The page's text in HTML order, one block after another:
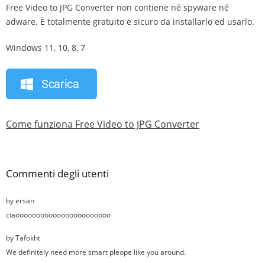
Free Video to JPG Converter non contiene né spyware né
adware. È totalmente gratuito e sicuro da installarlo ed usarlo.
Windows 11, 10, 8, 7
Scarica
Come funziona Free Video to JPG Converter
Commenti degli utenti
byersan
ciaooooooooooooooooooooooo
byTafokht
We definitely need more smart pleope like you around.